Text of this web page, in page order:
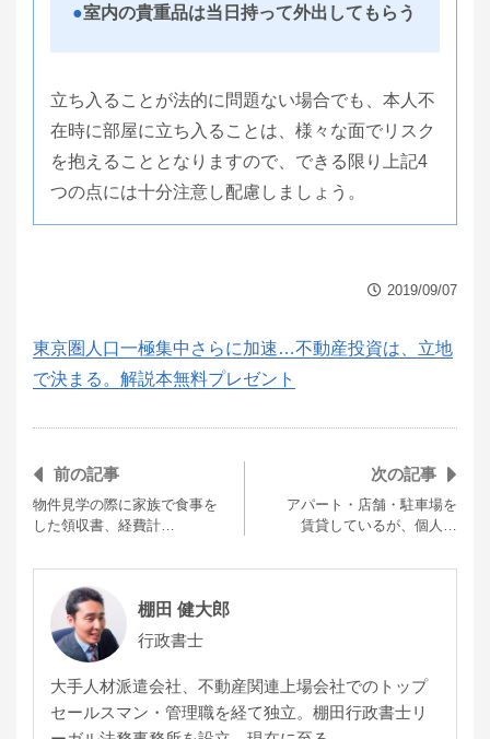
室内の貴重品は当日持って外出してもらう
立ち入ることが法的に問題ない場合でも、本人不
在時に部屋に立ち入ることは、様々な面でリスク
を抱えることとなりますので、できる限り上記4
つの点には十分注意し配慮しましょう。
2019/09/07
東京圏人口一極集中さらに加速…不動産投資は、立地
で決まる。解説本無料プレゼント
前の記事
物件見学の際に家族で食事を
した領収書、経費計…
次の記事
アパート・店舗・駐車場を
賃貸しているが、個人…
棚田 健大郎
行政書士
大手人材派遣会社、不動産関連上場会社でのトップ
セールスマン・管理職を経て独立。棚田行政書士リ